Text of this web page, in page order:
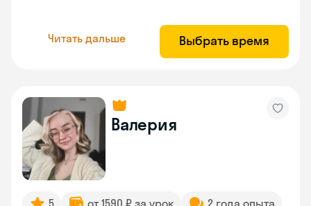
Читать дальше Выбрать время
Валерия
5 от 1590 ₽ за урок 2 года опыта